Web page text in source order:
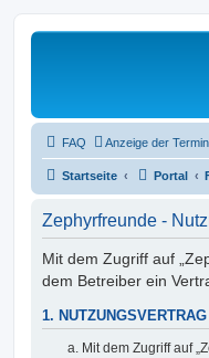
FAQ Anzeige der
Startseite Portal
Zephyrfreunde -
Mit dem Zugriff auf
dem Betreiber ein
1. NUTZUNGSVERTRAG
Mit dem Zugriff auf